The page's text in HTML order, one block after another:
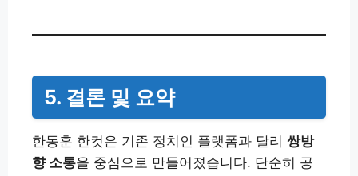
5. 결론 및 요약
한동훈 한컷은 기존 정치인 플랫폼과 달리 쌍방
향 소통을 중심으로 만들어졌습니다. 단순히 공